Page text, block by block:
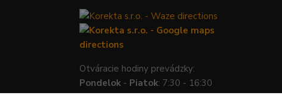
Otváracie hodiny prevádzky:
Pondelok - Piatok: 7:30 - 16:30